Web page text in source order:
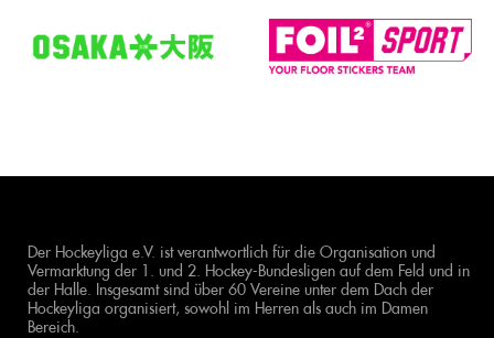
Der Hockeyliga e.V. ist verantwortlich für die Organisation und
Vermarktung der 1. und 2. Hockey-Bundesligen auf dem Feld und in
der Halle. Insgesamt sind über 60 Vereine unter dem Dach der
Hockeyliga organisiert, sowohl im Herren als auch im Damen
Bereich.